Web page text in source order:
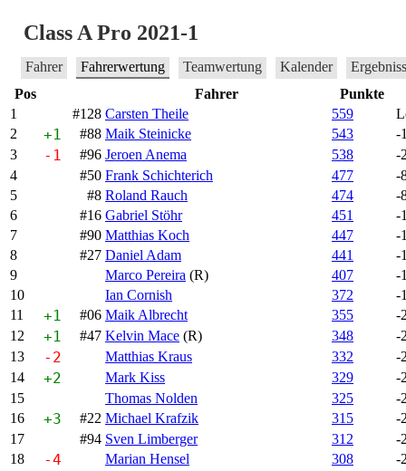
Class A Pro 2021-1
Fahrer Fahrerwertung Teamwertung Kalender
Pos
Fahrer
Punkte
1
#128 Carsten Theile 559
2
+1 #88 Maik Steinicke 543
-
3
-1 #96 Jeroen Anema 538
-
4
#50 Frank Schichterich 477
-
5
#8 Roland Rauch 474
-
6
#16 Gabriel Stöhr 451
-
7
#90 Matthias Koch 447
-
8
#27 Daniel Adam 441
-
9
Marco Pereira (R) 407
-
10
Ian Cornish 372
-
11
+1 #06 Maik Albrecht 355
-
12
+1 #47 Kelvin Mace (R) 348
-
13
-2 Matthias Kraus 332
-
14
+2 Mark Kiss 329
-
15
Thomas Nolden 325
-
16
+3 #22 Michael Krafzik 315
-
17
#94 Sven Limberger 312
-
18
-4 Marian Hensel 308
-